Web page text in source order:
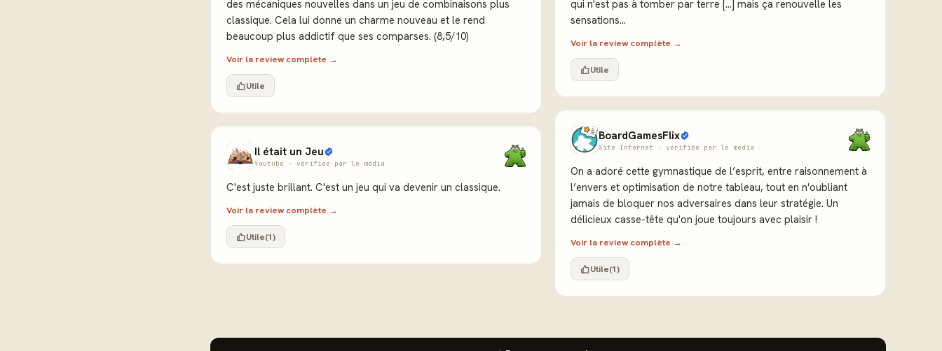
des mécaniques nouvelles dans un jeu de combinaisons plus
classique. Cela lui donne un charme nouveau et le rend
beaucoup plus addictif que ses comparses. (8,5/10)
Voir la review complète →
Utile
Il était un Jeu
Youtube · vérifiée par le média
C'est juste brillant. C'est un jeu qui va devenir un classique.
Voir la review complète →
Utile(1)
qui n'est pas à tomber par terre [...] mais ça renouvelle les
sensations...
Voir la review complète →
Utile
BoardGamesFlix
Site Internet · vérifiée par le média
On a adoré cette gymnastique de l’esprit, entre raisonnement à
l’envers et optimisation de notre tableau, tout en n'oubliant
jamais de bloquer nos adversaires dans leur stratégie. Un
délicieux casse-tête qu'on joue toujours avec plaisir !
Voir la review complète →
Utile(1)